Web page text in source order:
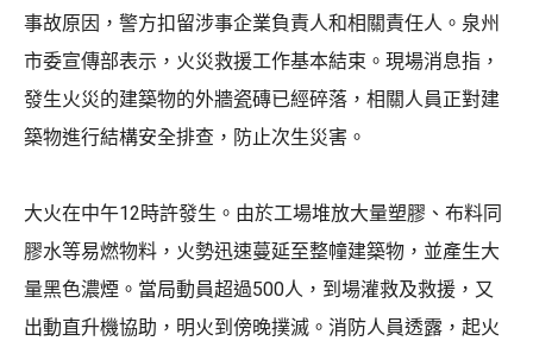
事故原因，警方扣留涉事企業負責人和相關責任人。泉州
市委宣傳部表示，火災救援工作基本結束。現場消息指，
發生火災的建築物的外牆瓷磚已經碎落，相關人員正對建
築物進行結構安全排查，防止次生災害。
大火在中午12時許發生。由於工場堆放大量塑膠、布料同
膠水等易燃物料，火勢迅速蔓延至整幢建築物，並產生大
量黑色濃煙。當局動員超過500人，到場灌救及救援，又
出動直升機協助，明火到傍晚撲滅。消防人員透露，起火